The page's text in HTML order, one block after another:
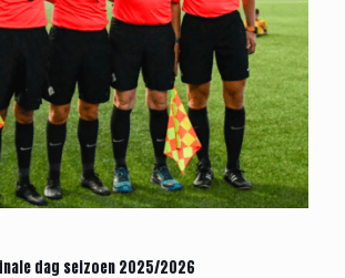
dag seizoen 2025/2026